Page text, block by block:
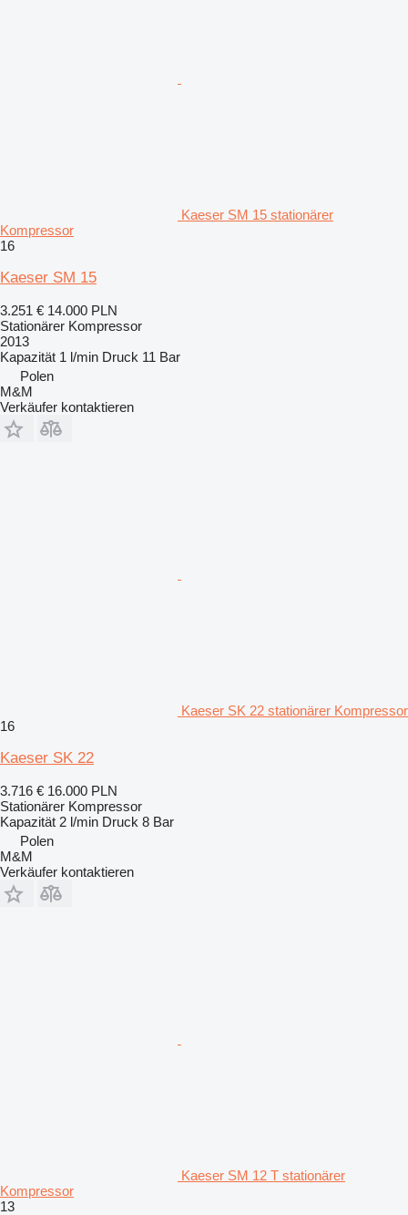
Kaeser SM 15 stationärer
Kompressor
16
Kaeser SM 15
3.251 € 14.000 PLN
Stationärer Kompressor
2013
Kapazität 1 l/min Druck 11 Bar
Polen
M&M
Verkäufer kontaktieren
Kaeser SK 22 stationärer Kompressor
16
Kaeser SK 22
3.716 € 16.000 PLN
Stationärer Kompressor
Kapazität 2 l/min Druck 8 Bar
Polen
M&M
Verkäufer kontaktieren
Kaeser SM 12 T stationärer
Kompressor
13